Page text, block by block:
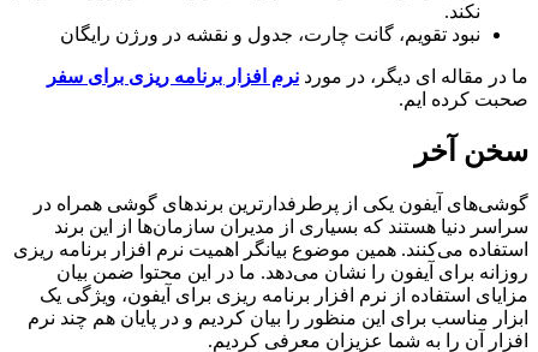
نبود تقویم، گانت چارت، جدول و نقشه در ورژن رایگان
مقاله ای دیگر، در موردنرم افزار برنامه ریزی برای سفر
کرده ایم.
آخر
آیفون یکی از پرطرفدارترین برندهای گوشی همراه در
دنیا هستند که بسیاری از مدیران سازمان‌ها از این برند
می‌کنند. همین موضوع بیانگر اهمیت نرم افزار برنامه ریزی
برای آیفون را نشان می‌دهد. ما در این محتوا ضمن بیان
استفاده از نرم افزار برنامه ریزی برای آیفون، ویژگی یک
مناسب برای این منظور را بیان کردیم و در پایان هم چند نرم
آن را به شما عزیزان معرفی کردیم.